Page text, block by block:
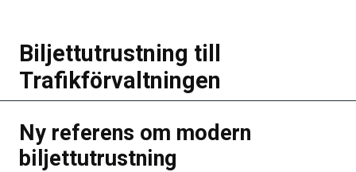
Biljettutrustning till
Trafikförvaltningen
Ny referens om modern
biljettutrustning